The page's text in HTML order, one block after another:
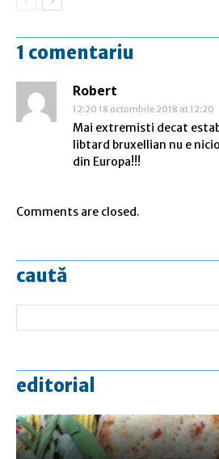
1 comentariu
Robert
12:20 18 octombrie 2018 at 12:20
Mai extremisti decat
libtard bruxellian nu e
din Europa!!!
Comments are closed.
caută
editorial